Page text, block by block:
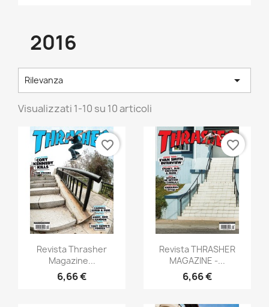
2016
Rilevanza 
Visualizzati 1-10 su 10 articoli
Anteprima
Revista Thrasher
Magazine...
6,66 €
favorite_border
Anteprima
Revista THRASHER
MAGAZINE -...
6,66 €
favorite_border